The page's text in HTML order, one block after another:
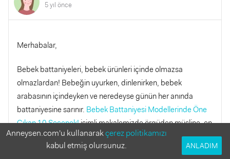
5 yıl önce
Merhabalar,
Bebek battaniyeleri, bebek ürünleri içinde olmazsa
olmazlardan! Bebeğin uyurken, dinlenirken, bebek
arabasının içindeyken ve neredeyse günün her anında
battaniyesine sarınır. Bebek Battaniyesi Modellerinde Öne
Çıkan 10 Seçenek!isimli makalemizde örgüden müsline, en
çok tercih edilen bebek battaniyesi modellerini fiyatlarıyla
birlikte inceledik. Bebeğin bu battaniyeler içerisinde huzurla
Anneysen.com'u kullanarakçerez politikamızı
kabul etmiş olursunuz.
ANLADIM